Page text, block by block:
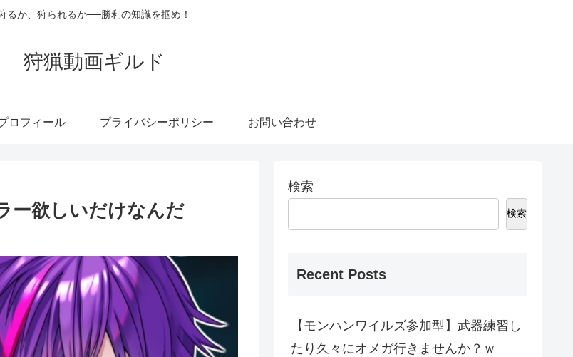
るか、狩られるか──勝利の知識を掴め！
狩猟動画ギルド
ロフィール プライバシーポリシー お問い合わせ
ー欲しいだけなんだ
検索
検索
Recent Posts
【モンハンワイルズ参加型】武器練習し
たり久々にオメガ行きませんか？ｗ